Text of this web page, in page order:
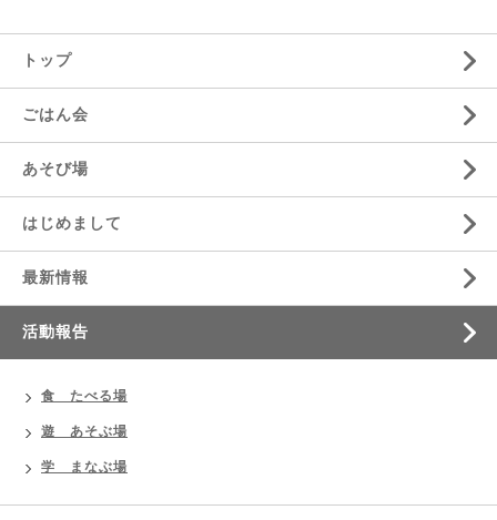
トップ
ごはん会
あそび場
はじめまして
最新情報
活動報告
食 たべる場
遊 あそぶ場
学 まなぶ場